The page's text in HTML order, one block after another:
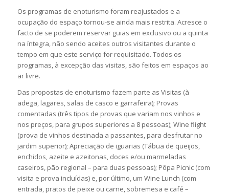
Os programas de enoturismo foram reajustados e a
ocupação do espaço tornou-se ainda mais restrita. Acresce o
facto de se poderem reservar guias em exclusivo ou a quinta
na íntegra, não sendo aceites outros visitantes durante o
tempo em que este serviço for requisitado. Todos os
programas, à excepção das visitas, são feitos em espaços ao
ar livre.
Das propostas de enoturismo fazem parte as Visitas (à
adega, lagares, salas de casco e garrafeira); Provas
comentadas (três tipos de provas que variam nos vinhos e
nos preços, para grupos superiores a 8 pessoas); Wine flight
(prova de vinhos destinada a passantes, para desfrutar no
jardim superior); Apreciação de iguarias (Tábua de queijos,
enchidos, azeite e azeitonas, doces e/ou marmeladas
caseiros, pão regional – para duas pessoas); Pôpa Picnic (com
visita e prova incluídas) e, por último, um Wine Lunch (com
entrada, pratos de peixe ou carne, sobremesa e café –